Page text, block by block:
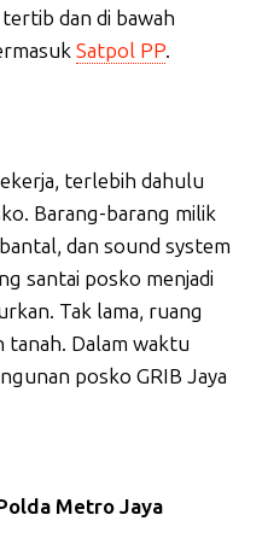
dan di bawah
Satpol PP.
terlebih dahulu
Barang-barang milik
dan sound system
santai posko menjadi
Tak lama, ruang
tanah. Dalam waktu
posko GRIB Jaya
Metro Jaya